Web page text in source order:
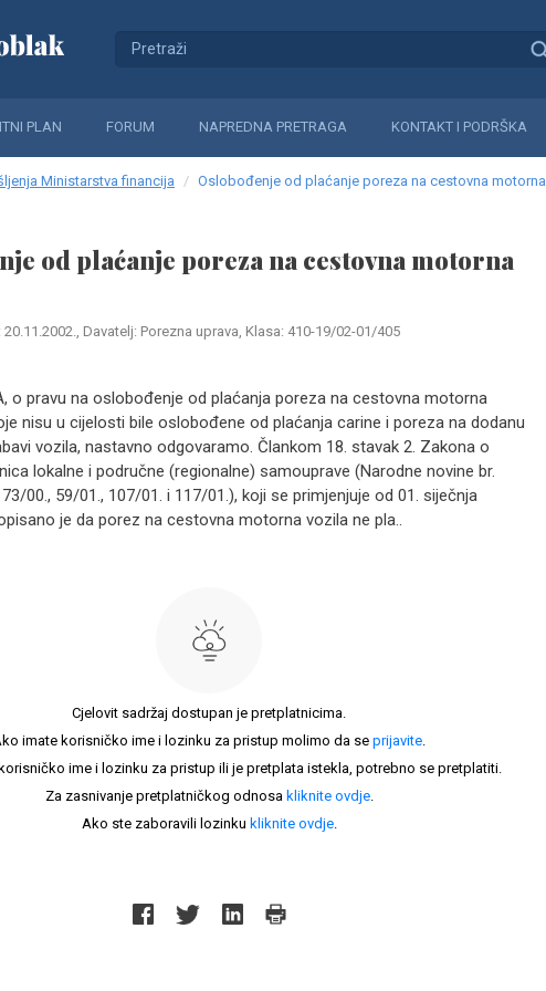
PLAN FORUM NAPREDNA PRETRAGA KONTAKT I PODRŠKA
Ministarstva financija
Oslobođenje od plaćanje poreza na cestovna motorna
od plaćanje poreza na cestovna motorna
Davatelj: Porezna uprava, Klasa: 410-19/02-01/405
o pravu na oslobođenje od plaćanja poreza na cestovna motorna
nisu u cijelosti bile oslobođene od plaćanja carine i poreza na dodanu
vozila, nastavno odgovaramo. Člankom 18. stavak 2. Zakona o
lokalne i područne (regionalne) samouprave (Narodne novine br.
00., 59/01., 107/01. i 117/01.), koji se primjenjuje od 01. siječnja
je da porez na cestovna motorna vozila ne pla..
Cjelovit sadržaj dostupan je pretplatnicima.
imate korisničko ime i lozinku za pristup molimo da se prijavite.
ime i lozinku za pristup ili je pretplata istekla, potrebno se pretplatiti.
Za zasnivanje pretplatničkog odnosa kliknite ovdje.
Ako ste zaboravili lozinku kliknite ovdje.